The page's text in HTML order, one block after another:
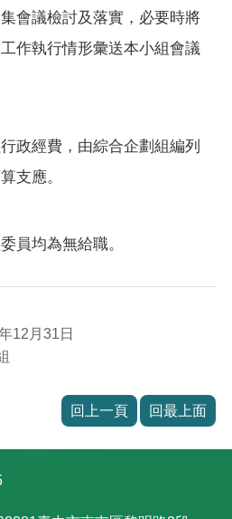
會議檢討及落實，必要時將
作執行情形彙送本小組會議
政經費，由綜合企劃組編列
支應。
員均為無給職。
12月31日
回上一頁 回最上面